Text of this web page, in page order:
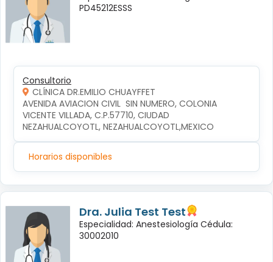
PD45212ESSS
Consultorio
CLÍNICA DR.EMILIO CHUAYFFET
AVENIDA AVIACION CIVIL  SIN NUMERO, COLONIA
VICENTE VILLADA, C.P.57710, CIUDAD
NEZAHUALCOYOTL, NEZAHUALCOYOTL,MEXICO
Horarios disponibles
Dra. Julia Test Test
Especialidad: Anestesiología Cédula:
30002010